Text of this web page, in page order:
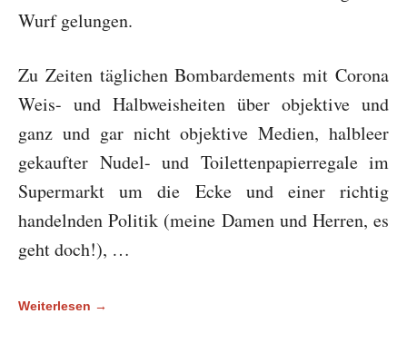
Wurf gelungen.
Zu Zeiten täglichen Bombardements mit Corona
Weis- und Halbweisheiten über objektive und
ganz und gar nicht objektive Medien, halbleer
gekaufter Nudel- und Toilettenpapierregale im
Supermarkt um die Ecke und einer richtig
handelnden Politik (meine Damen und Herren, es
geht doch!), …
Weiterlesen →